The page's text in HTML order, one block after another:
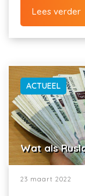
Lees verder
ACTUEEL
Wat als
23 maart 2022